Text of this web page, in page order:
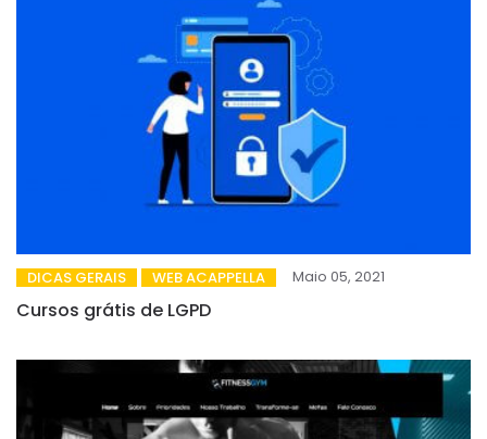
DICAS GERAIS WEB ACAPPELLA Maio 05, 2021
Cursos grátis de LGPD